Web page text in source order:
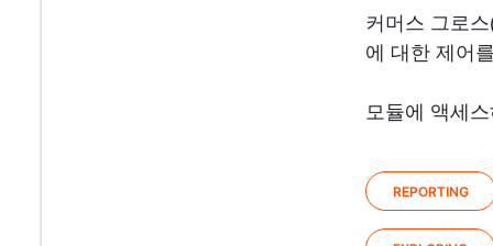
커머스 그로
에 대한 제어
모듈에 액세
REPORTING